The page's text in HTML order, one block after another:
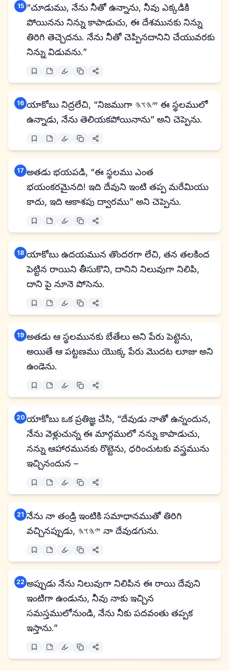
15 “చూడుము, నేను నీతో ఉన్నాను, నీవు ఎక్కడికి
పోయినను నిన్ను కాపాడుచు, ఈ దేశమునకు నిన్ను
తిరిగి తెచ్చెదను. నేను నీతో చెప్పినదానిని చేయువరకు
నిన్ను విడువను.”
16 యాకోబు నిద్రలేచి, “నిజముగా 𐤉𐤄𐤅𐤄 ఈ స్థలములో
ఉన్నాడు, నేను తెలియకపోయినాను” అని చెప్పెను.
17 అతడు భయపడి, “ఈ స్థలము ఎంత
భయంకరమైనది! ఇది దేవుని ఇంటి తప్ప మరేమియు
కాదు, ఇది ఆకాశపు ద్వారము” అని చెప్పెను.
18 యాకోబు ఉదయమున తొందరగా లేచి, తన తలకింద
పెట్టిన రాయిని తీసుకొని, దానిని నిలువుగా నిలిపి,
దాని పై నూనె పోసెను.
19 అతడు ఆ స్థలమునకు బేతేలు అని పేరు పెట్టెను,
అయితే ఆ పట్టణము యొక్క పేరు మొదట లూజు అని
ఉండెను.
20 యాకోబు ఒక ప్రతిజ్ఞ చేసి, “దేవుడు నాతో ఉన్నందున,
నేను వెళ్లుచున్న ఈ మార్గములో నన్ను కాపాడుచు,
నన్ను ఆహారమునకు రొట్టెను, ధరించుటకు వస్త్రమును
ఇచ్చినందున –
21 నేను నా తండ్రి ఇంటికి సమాధానముతో తిరిగి
వచ్చినప్పుడు, 𐤉𐤄𐤅𐤄 నా దేవుడగును.
22 అప్పుడు నేను నిలువుగా నిలిపిన ఈ రాయి దేవుని
ఇంటిగా ఉండును, నీవు నాకు ఇచ్చిన
సమస్తములోనుండి, నేను నీకు పదవంతు తప్పక
ఇస్తాను.”